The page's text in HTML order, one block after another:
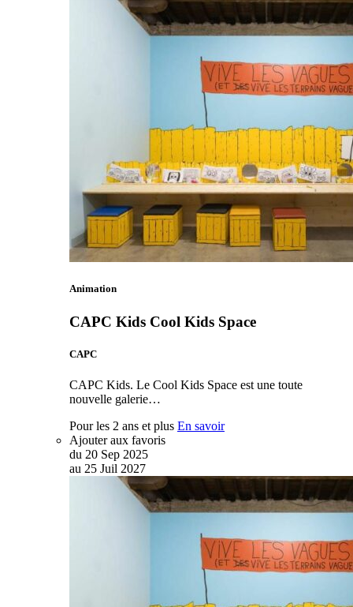
Animation
CAPC Kids Cool Kids Space
CAPC
CAPC Kids. Le Cool Kids Space est une toute
nouvelle galerie…
Pour les 2 ans et plus En savoir
Ajouter aux favoris
du 20 Sep 2025
au 25 Juil 2027